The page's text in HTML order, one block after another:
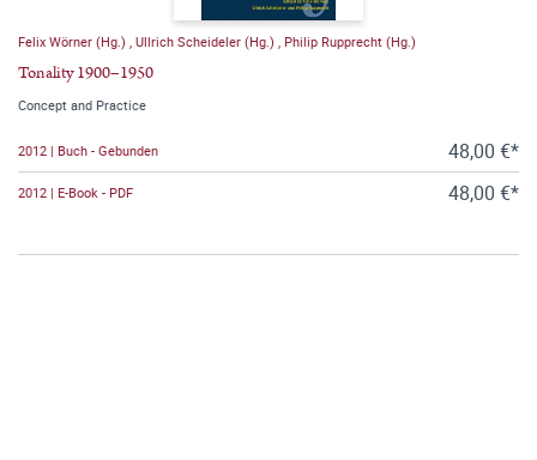
Felix Wörner (Hg.) Ullrich Scheideler (Hg.) Philip Rupprecht (Hg.)
Tonality 1900–1950
Concept and Practice
2012 | Buch - Gebunden 48,00 €*
2012 | E-Book - PDF 48,00 €*